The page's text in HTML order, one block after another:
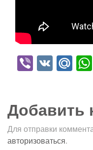
Viber
VK
Добавить
Для отправки
авторизоваться.